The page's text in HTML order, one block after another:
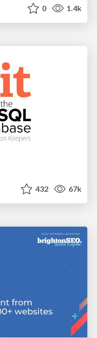
0 1.4k
432 67k